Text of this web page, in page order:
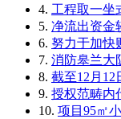
4. 工程取一坐
5. 净流出资金
6. 努力于加快
7. 消防皋兰大
8. 截至12月12
9. 授权范畴内
10. 项目95㎡